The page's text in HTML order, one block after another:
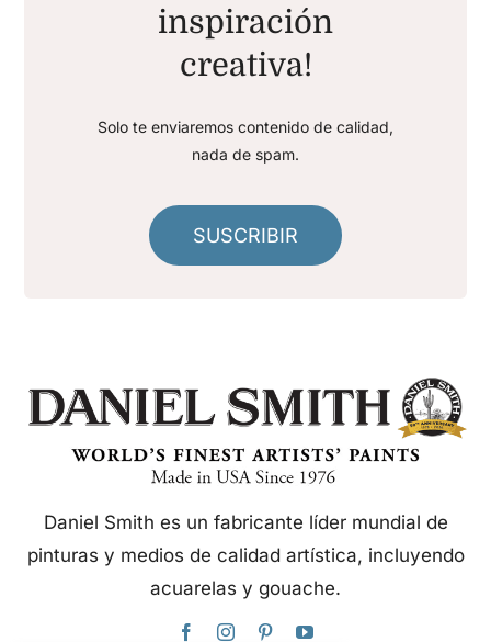
inspiración
creativa!
Solo te enviaremos contenido de calidad,
nada de spam.
SUSCRIBIR
Daniel Smith es un fabricante líder mundial de
pinturas y medios de calidad artística, incluyendo
acuarelas y gouache.